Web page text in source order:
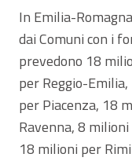
In Emilia-
dai Comuni con i
prevedono 18
per Reggio-
per Piacenza, 18
Ravenna, 8
18 milioni per